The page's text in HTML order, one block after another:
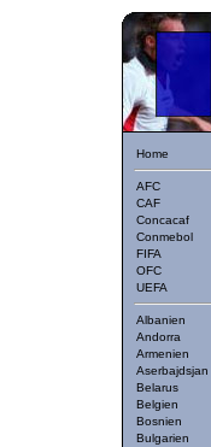
Home
AFC
CAF
Concacaf
Conmebol
FIFA
OFC
UEFA
Albanien
Andorra
Armenien
Aserbajdsjan
Belarus
Belgien
Bosnien
Bulgarien